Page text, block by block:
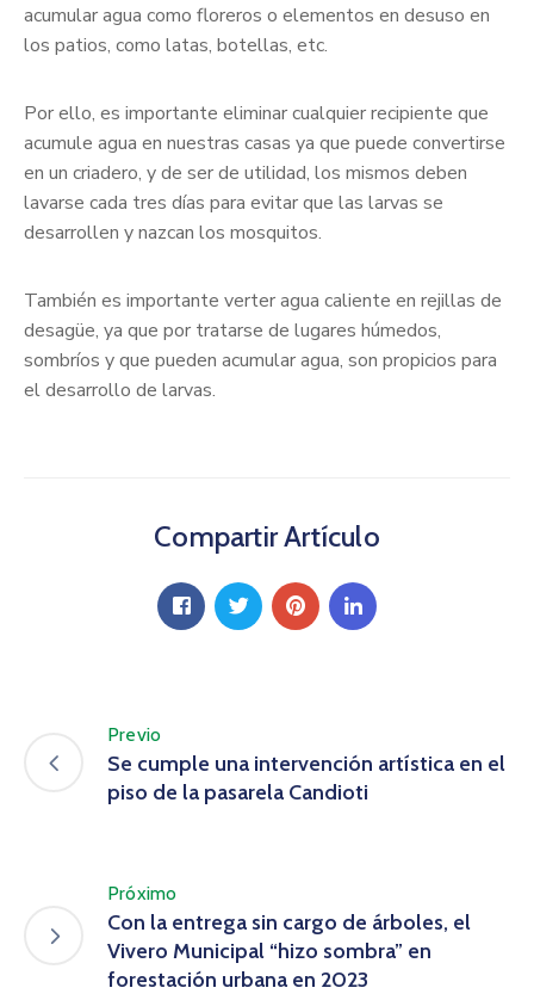
acumular agua como floreros o elementos en desuso en
los patios, como latas, botellas, etc.
Por ello, es importante eliminar cualquier recipiente que
acumule agua en nuestras casas ya que puede convertirse
en un criadero, y de ser de utilidad, los mismos deben
lavarse cada tres días para evitar que las larvas se
desarrollen y nazcan los mosquitos.
También es importante verter agua caliente en rejillas de
desagüe, ya que por tratarse de lugares húmedos,
sombríos y que pueden acumular agua, son propicios para
el desarrollo de larvas.
Compartir Artículo
Previo
Se cumple una intervención artística en el
piso de la pasarela Candioti
Próximo
Con la entrega sin cargo de árboles, el
Vivero Municipal “hizo sombra” en
forestación urbana en 2023